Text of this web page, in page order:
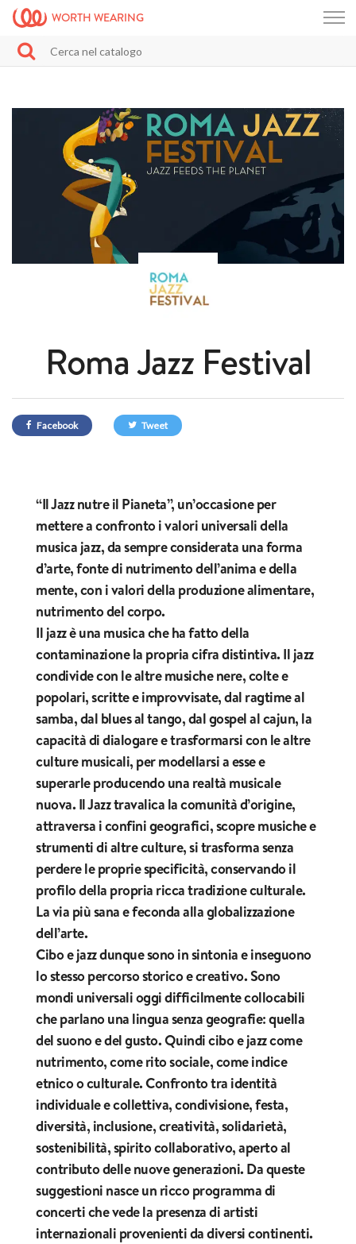
WORTH WEARING
Roma Jazz Festival
Facebook Tweet
“Il Jazz nutre il Pianeta”, un’occasione per
mettere a confronto i valori universali della
musica jazz, da sempre considerata una forma
d’arte, fonte di nutrimento dell’anima e della
mente, con i valori della produzione alimentare,
nutrimento del corpo.
Il jazz è una musica che ha fatto della
contaminazione la propria cifra distintiva. Il jazz
condivide con le altre musiche nere, colte e
popolari, scritte e improvvisate, dal ragtime al
samba, dal blues al tango, dal gospel al cajun, la
capacità di dialogare e trasformarsi con le altre
culture musicali, per modellarsi a esse e
superarle producendo una realtà musicale
nuova. Il Jazz travalica la comunità d’origine,
attraversa i confini geografici, scopre musiche e
strumenti di altre culture, si trasforma senza
perdere le proprie specificità, conservando il
profilo della propria ricca tradizione culturale.
La via più sana e feconda alla globalizzazione
dell’arte.
Cibo e jazz dunque sono in sintonia e inseguono
lo stesso percorso storico e creativo. Sono
mondi universali oggi difficilmente collocabili
che parlano una lingua senza geografie: quella
del suono e del gusto. Quindi cibo e jazz come
nutrimento, come rito sociale, come indice
etnico o culturale. Confronto tra identità
individuale e collettiva, condivisione, festa,
diversità, inclusione, creatività, solidarietà,
sostenibilità, spirito collaborativo, aperto al
contributo delle nuove generazioni. Da queste
suggestioni nasce un ricco programma di
concerti che vede la presenza di artisti
internazionali provenienti da diversi continenti.